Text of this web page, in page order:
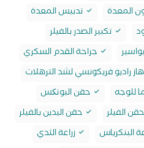
المعدة
تدبيس المعدة
تكبير الصدر بالفيلر
جراحة القدم السكري
راديو فريكونسي لشد الترهلات
للوجه
حقن البوتکس
حقن الفيلر
حقن اليدين بالفيلر
البنكرياس
زراعة الثدي